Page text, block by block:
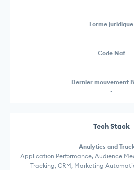
-
Forme juridique
-
Code Naf
-
Dernier mouvement
-
Tech Stack
Analytics and
Application Performance, Audience
Tracking, CRM, Marketing